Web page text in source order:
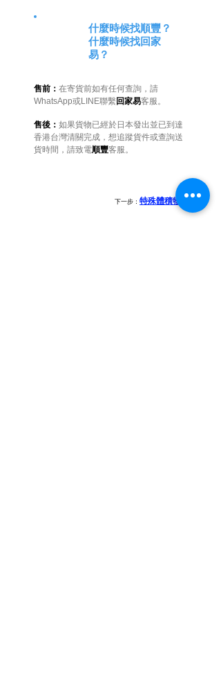
什麼時候找順豐？
什麼時候找回家
易？
售前： 在寄貨前如有任何查詢，請
WhatsApp或LINE聯繫回家易客服。
售後： 如果貨物已經於日本發出並已到達
香港台灣清關完成，想追蹤貨件或查詢送
貨時間，請致電順豐客服。
下一步： 特殊體積物品